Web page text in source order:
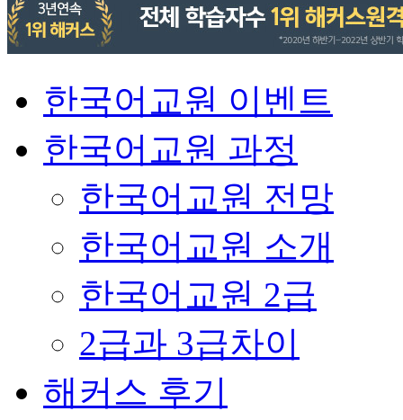
한국어교원 이벤트
한국어교원 과정
한국어교원 전망
한국어교원 소개
한국어교원 2급
2급과 3급차이
해커스 후기